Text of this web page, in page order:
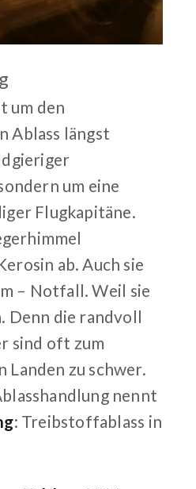
um den
Ablass längst
um eine
Flugkapitäne.
ab. Auch sie
– Notfall. Weil sie
Denn die randvoll
sind oft zum
Landen zu schwer.
nennt
: Treibstoffablass in